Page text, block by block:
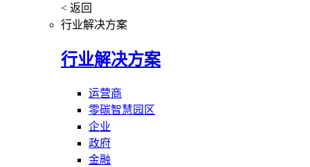
< 返回
行业解决方案
行业解决方案
运营商
零碳智慧园区
企业
政府
金融